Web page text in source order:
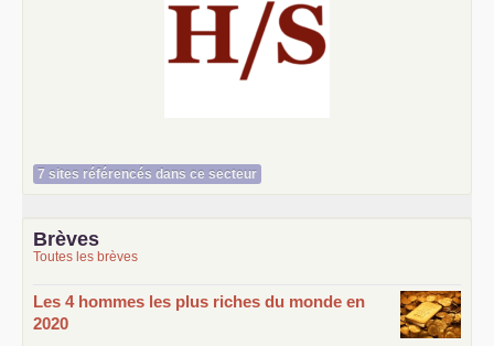
7 sites référencés dans ce secteur
Brèves
Toutes les brèves
Les 4 hommes les plus riches du monde en
2020